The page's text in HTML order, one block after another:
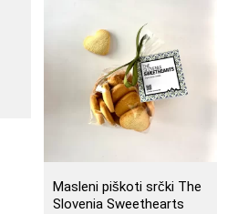
Masleni piškoti srčki The
Slovenia Sweethearts